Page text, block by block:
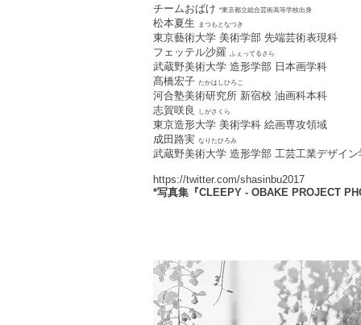
チームおばけ *東京都立総合芸術高等学校出身
松本夏生 まつもとなつき
東京藝術大学 美術学部 先端芸術表現科
フェッテル沙羅 ふぇってるさら
武蔵野美術大学 造形学部 日本画学科
髙橋宏子 たかはしひろこ
河合塾美術研究所 新宿校 油画科本科
志賀咲良
しがさくら
東京造形大学 美術学科 絵画専攻領域
成田路実 なりたひろみ
武蔵野美術大学 造形学部 工芸工業デザイン
https://twitter.com/shasinbu2017
*写真集『CLEEPY - OBAKE PROJECT